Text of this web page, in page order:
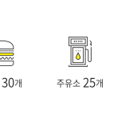
30개 주유소25개